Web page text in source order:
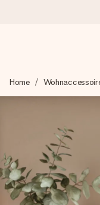
Wir bereiten dein
blitzschnell – damit
4,8
Unsere Geschenke
4,8 bei Google
die wir versenden).
Home